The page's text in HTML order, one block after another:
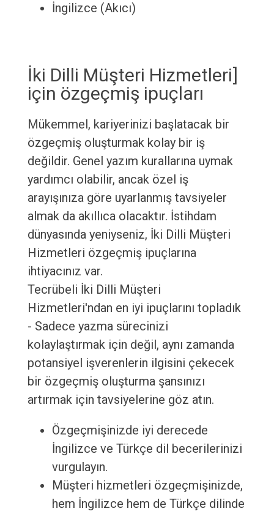
İngilizce (Akıcı)
İki Dilli Müşteri Hizmetleri]
için özgeçmiş ipuçları
Mükemmel, kariyerinizi başlatacak bir
özgeçmiş oluşturmak kolay bir iş
değildir. Genel yazım kurallarına uymak
yardımcı olabilir, ancak özel iş
arayışınıza göre uyarlanmış tavsiyeler
almak da akıllıca olacaktır. İstihdam
dünyasında yeniyseniz, İki Dilli Müşteri
Hizmetleri özgeçmiş ipuçlarına
ihtiyacınız var.
Tecrübeli İki Dilli Müşteri
Hizmetleri'ndan en iyi ipuçlarını topladık
- Sadece yazma sürecinizi
kolaylaştırmak için değil, aynı zamanda
potansiyel işverenlerin ilgisini çekecek
bir özgeçmiş oluşturma şansınızı
artırmak için tavsiyelerine göz atın.
Özgeçmişinizde iyi derecede
İngilizce ve Türkçe dil becerilerinizi
vurgulayın.
Müşteri hizmetleri özgeçmişinizde,
hem İngilizce hem de Türkçe dilinde